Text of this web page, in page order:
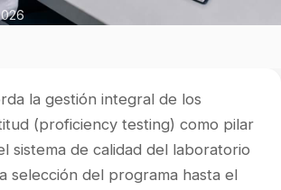
la gestión integral de los
(proficiency testing) como pilar
sistema de calidad del laboratorio
selección del programa hasta el